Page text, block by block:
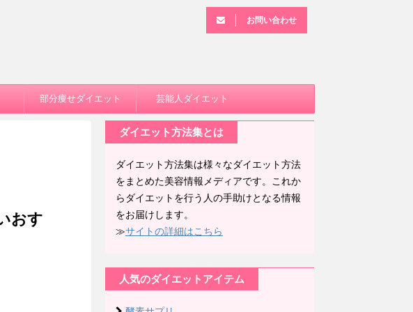
お問い合わせ
部分痩せダイエット 芸能人ダイエット
おす
ダイエット方法集とは
ダイエット方法集は様々なダイエット方法
をまとめた美容情報メディアです。これか
らダイエットを行う人の手助けとなる情報
をお届けします。
≫サイトの詳細はこちら
人気のダイエットアイテム